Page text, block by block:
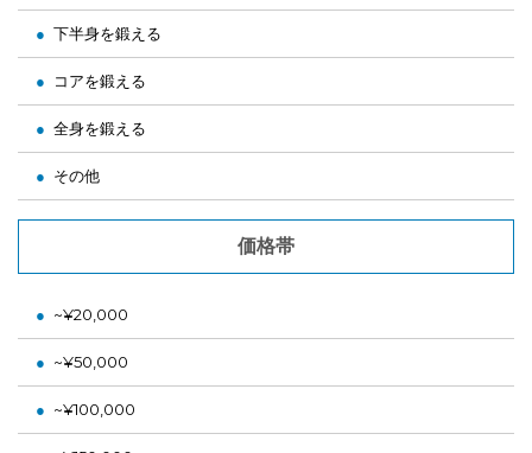
下半身を鍛える
コアを鍛える
全身を鍛える
その他
価格帯
~¥20,000
~¥50,000
~¥100,000